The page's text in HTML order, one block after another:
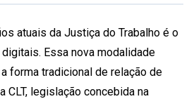
atuais da Justiça do Trabalho é o
Essa nova modalidade
forma tradicional de relação de
CLT, legislação concebida na